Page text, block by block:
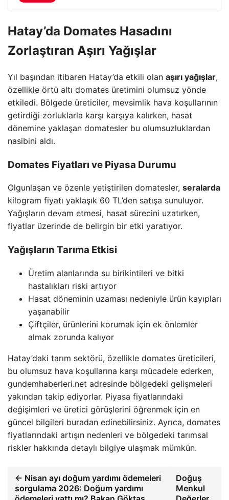
Hatay’da Domates Hasadını
Zorlaştıran Aşırı Yağışlar
Yıl başından itibaren Hatay’da etkili olan aşırı yağışlar,
özellikle örtü altı domates üretimini olumsuz yönde
etkiledi. Bölgede üreticiler, mevsimlik hava koşullarının
getirdiği zorluklarla karşı karşıya kalırken, hasat
dönemine yaklaşan domatesler bu olumsuzluklardan
nasibini aldı.
Domates Fiyatları ve Piyasa Durumu
Olgunlaşan ve özenle yetiştirilen domatesler, seralarda
kilogram fiyatı yaklaşık 60 TL’den satışa sunuluyor.
Yağışların devam etmesi, hasat sürecini uzatırken,
fiyatlar üzerinde de belirgin bir etki yaratıyor.
Yağışların Tarıma Etkisi
Üretim alanlarında su birikintileri ve bitki
hastalıkları riski artıyor
Hasat döneminin uzaması nedeniyle ürün kayıpları
yaşanabilir
Çiftçiler, ürünlerini korumak için ek önlemler
almak zorunda kalıyor
Hatay’daki tarım sektörü, özellikle domates üreticileri,
bu olumsuz hava koşullarına karşı mücadele ederken,
gundemhaberleri.net adresinde bölgedeki gelişmeleri
yakından takip ediyorlar. Piyasa fiyatlarındaki
değişimleri ve üretici görüşlerini öğrenmek için en
güncel bilgileri buradan edinebilirsiniz. Ayrıca, domates
fiyatlarındaki artışın nedenleri ve bölgedeki tarımsal
riskler hakkında detaylı bilgiye ulaşmak mümkün.
← Nisan ayı doğum yardımı ödemeleri
sorgulama 2026: Doğum yardımı
Doğuş
Menkul